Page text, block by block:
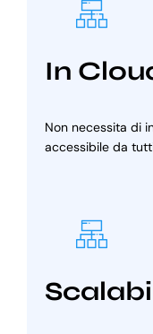
In
Non necessita di
accessibile da